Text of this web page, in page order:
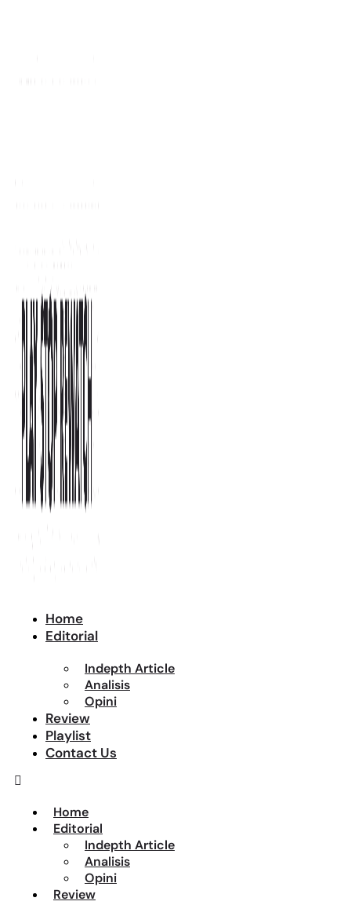
Home
Editorial
Indepth Article
Analisis
Opini
Review
Playlist
Contact Us
Home
Editorial
Indepth Article
Analisis
Opini
Review